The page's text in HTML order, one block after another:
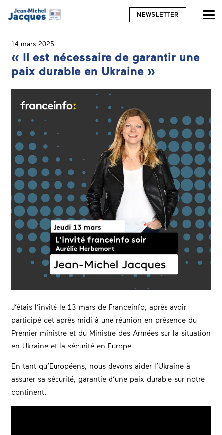
NEWSLETTER
14 mars 2025
« Il est nécessaire de garantir une
paix durable en Ukraine »
J’étais l’invité le 13 mars de Franceinfo, après avoir
participé cet après-midi à une réunion en présence du
Premier ministre et du Ministre des Armées sur la situation
en Ukraine et la sécurité en Europe.
En tant qu’Européens, nous devons aider l’Ukraine à
assurer sa sécurité, garantie d’une paix durable sur notre
continent.